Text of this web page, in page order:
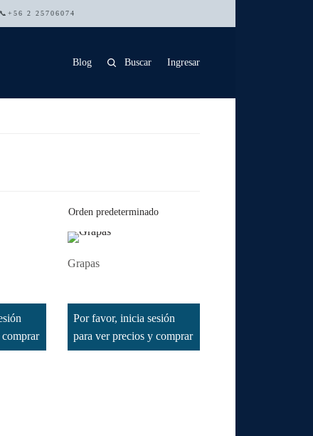
2 25706074
Blog Buscar Ingresar
Grapas
Por favor, inicia sesión
para ver precios y comprar